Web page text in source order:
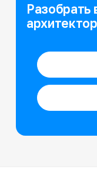
Разобрать